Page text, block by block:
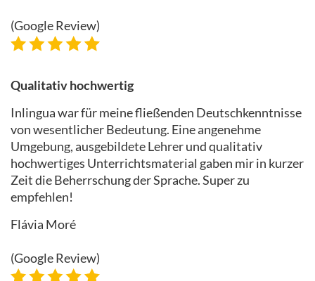
(Google Review)
Qualitativ hochwertig
Inlingua war für meine fließenden Deutschkenntnisse
von wesentlicher Bedeutung. Eine angenehme
Umgebung, ausgebildete Lehrer und qualitativ
hochwertiges Unterrichtsmaterial gaben mir in kurzer
Zeit die Beherrschung der Sprache. Super zu
empfehlen!
Flávia Moré
(Google Review)